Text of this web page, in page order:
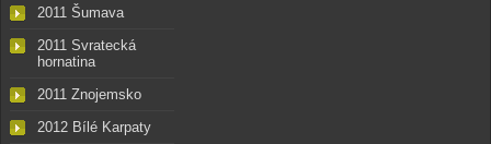
2011 Šumava
2011 Svratecká
hornatina
2011 Znojemsko
2012 Bílé Karpaty